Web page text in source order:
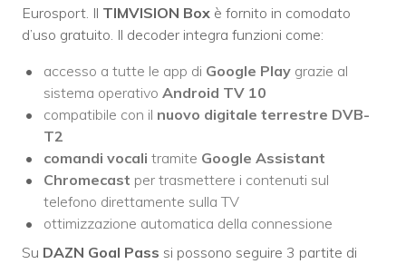
Eurosport. Il TIMVISION Box è fornito in comodato
d’uso gratuito. Il decoder integra funzioni come:
accesso a tutte le app di Google Play grazie al
sistema operativo Android TV 10
compatibile con il nuovo digitale terrestre DVB-
T2
comandi vocali tramite Google Assistant
Chromecast per trasmettere i contenuti sul
telefono direttamente sulla TV
ottimizzazione automatica della connessione
Su DAZN Goal Pass si possono seguire 3 partite di